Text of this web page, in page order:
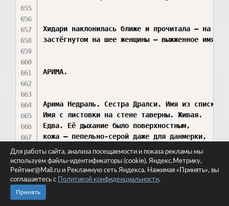
Для работы сайта, анализа посещаемости и показа рекламы мы
используем файлы-идентификаторы (cookie), Яндекс.Метрику,
Рейтинг@Mail.ru и Рекламную сеть Яндекса. Нажимая «Принять», вы
соглашаетесь с
Политикой конфиденциальности.
Принять